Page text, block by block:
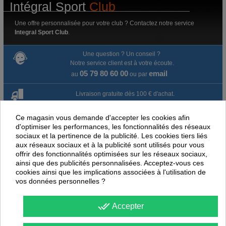
Intégral Sport Club
Une offre personnalisée pour votre club ? Contactez notre service
Integral Sport Club.
Une question ? Un conseil ?
Notre service client est à votre écoute.
au 05 79 80 60 00ou par email
Livraison gratuite dès 100 € d'achat.
Paiement en ligne 100% sécurisé
Paiement par virement
Satisfait ou remboursé jusqu'à 60 jours
NOUS PENSONS QUE CES ARTICLES
PEUVENT ÉGALEMENT VOUS INTÉRESSER
PROMOTION
-40% PROMOTION
-34
Ce magasin vous demande d'accepter les cookies afin
d'optimiser les performances, les fonctionnalités des réseaux
sociaux et la pertinence de la publicité. Les cookies tiers liés
aux réseaux sociaux et à la publicité sont utilisés pour vous
offrir des fonctionnalités optimisées sur les réseaux sociaux,
ainsi que des publicités personnalisées. Acceptez-vous ces
cookies ainsi que les implications associées à l'utilisation de
vos données personnelles ?
done_all Accepter